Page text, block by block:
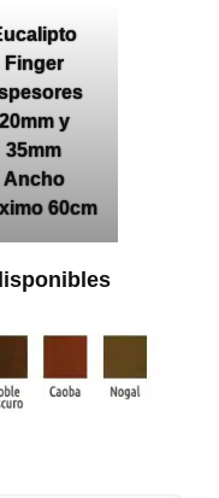
Finger
20mm y
35mm
Ancho
60cm